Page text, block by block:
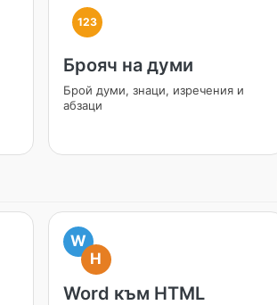
123
Брояч на думи
Брой думи, знаци, изречения и
абзаци
W
H
Word към HTML